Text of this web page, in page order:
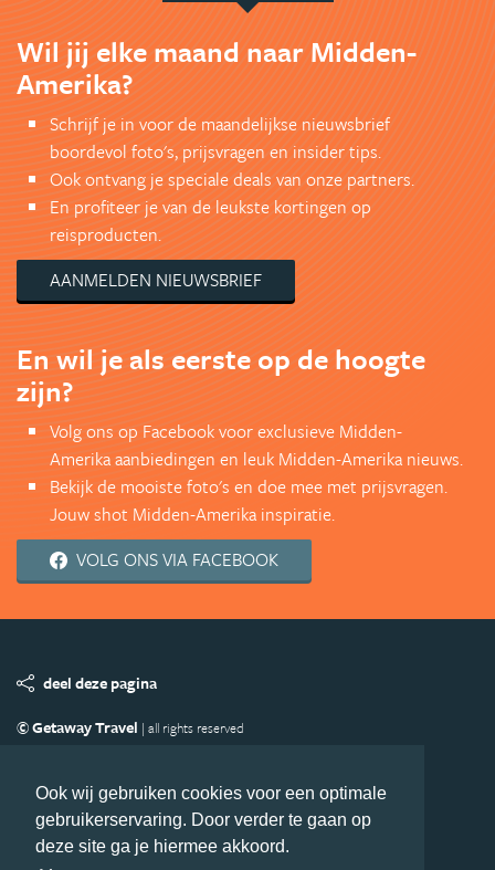
Ook wij gebruiken cookies voor een optimale
gebruikerservaring. Door verder te gaan op
deze site ga je hiermee akkoord.
Wil jij elke maand naar Midden-
Amerika?
Schrijf je in voor de maandelijkse nieuwsbrief
boordevol foto's, prijsvragen en insider tips.
Ook ontvang je speciale deals van onze partners.
En profiteer je van de leukste kortingen op
reisproducten.
AANMELDEN NIEUWSBRIEF
En wil je als eerste op de hoogte
zijn?
Volg ons op Facebook voor exclusieve Midden-
Amerika aanbiedingen en leuk Midden-Amerika nieuws.
Bekijk de mooiste foto's en doe mee met prijsvragen.
Jouw shot Midden-Amerika inspiratie.
VOLG ONS VIA FACEBOOK
deel deze pagina
© Getaway Travel | all rights reserved
Copyright
Privacy statement Disclaimer
Cookies
Volg MiddenAmerika.nl
Nieuwsbrief
Facebook